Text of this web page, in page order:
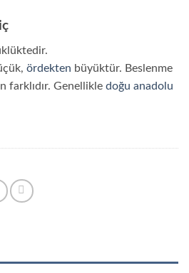
ördekten büyüktür. Beslenme
farklıdır. Genellikle doğu anadolu